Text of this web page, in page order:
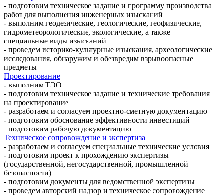
- подготовим техническое задание и программу производства
работ для выполнения инженерных изысканий
- выполним геодезические, геологические, геофизические,
гидрометеорологические, экологические, а также
специальные виды изысканий
- проведем историко-культурные изыскания, археологические
исследования, обнаружим и обезвредим взрывоопасные
предметы
Проектирование
- выполним ТЭО
- подготовим техническое задание и технические требования
на проектирование
- разработаем и согласуем проектно-сметную документацию
- подготовим обоснование эффективности инвестиций
- подготовим рабочую документацию
Техническое сопровождение и экспертиза
- разработаем и согласуем специальные технические условия
- подготовим проект к прохождению экспертизы
(государственной, негосударственной, промышленной
безопасности)
- подготовим документы для ведомственной экспертизы
- проведем авторский надзор и техническое сопровождение